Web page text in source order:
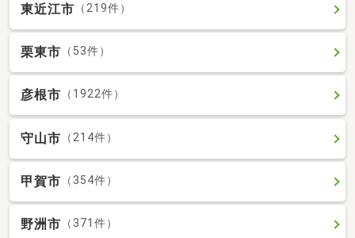
東近江市 （219件）
栗東市 （53件）
彦根市 （1922件）
守山市 （214件）
甲賀市 （354件）
野洲市 （371件）